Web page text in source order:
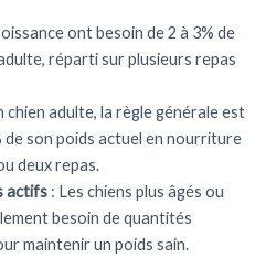
ont besoin de 2 à 3% de
réparti sur plusieurs repas
chien adulte, la règle générale est
de son poids actuel en nourriture
deux repas.
actifs: Les chiens plus âgés ou
besoin de quantités
maintenir un poids sain.